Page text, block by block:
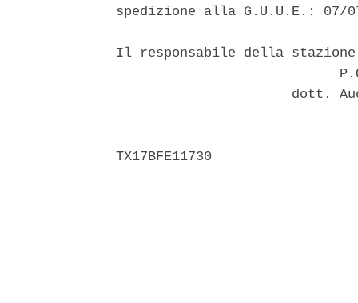
spedizione alla G.U.U.E.: 07/
Il responsabile della
dott.